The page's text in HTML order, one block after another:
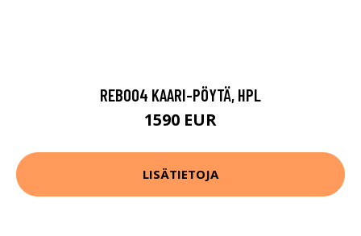
REB004 KAARI-PÖYTÄ, HPL
1590 EUR
LISÄTIETOJA